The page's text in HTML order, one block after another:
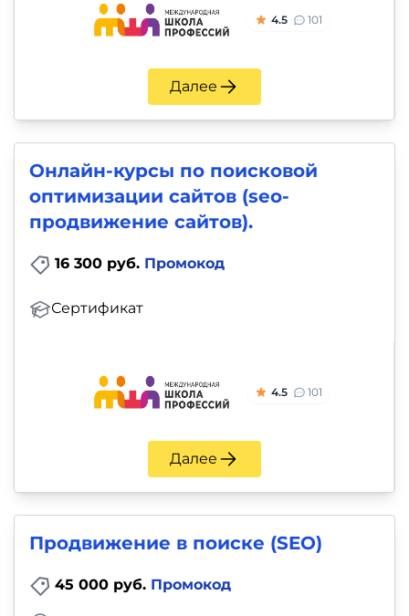
4.5 101
Далее
Онлайн-курсы по поисковой
оптимизации сайтов (seo-
продвижение сайтов).
16 300 руб. Промокод
Сертификат
4.5 101
Далее
Продвижение в поиске (SEO)
45 000 руб. Промокод